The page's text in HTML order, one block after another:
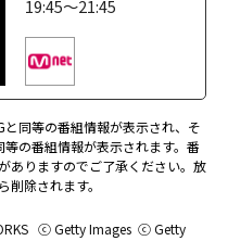
19:45～21:45
同等の番組情報が表示され、そ
の番組情報が表示されます。番
ありますのでご了承ください。放
除されます。
ⓒ Getty Images ⓒ Getty